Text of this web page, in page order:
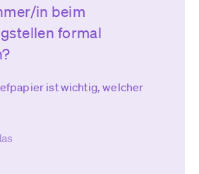
in beim
formal
ist wichtig, welcher